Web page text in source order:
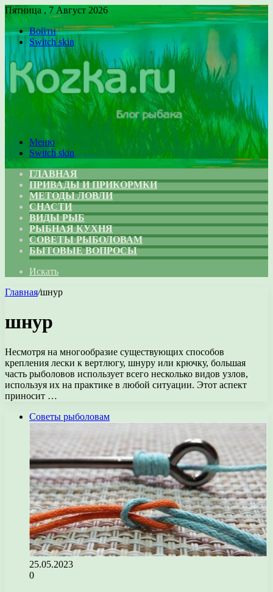
Пятница , 7 Август 2026
Войти
Switch skin
Меню
Switch skin
ГЛАВНАЯ
ПРИВАДЫ И ПРИКОРМКИ
МЕТОДЫ ЛОВЛИ
СНАСТИ
ВИДЫ РЫБ
РЫБНАЯ КУХНЯ
СОВЕТЫ РЫБОЛОВАМ
БЫТОВЫЕ ВОПРОСЫ
Искать
Главная/шнур
шнур
Несмотря на многообразие существующих способов
крепления лески к вертлюгу, шнуру или крючку, большая
часть рыболовов использует всего несколько видов узлов,
используя их на практике в любой ситуации. Этот аспект
приносит …
Советы рыболовам
25.05.2023
0